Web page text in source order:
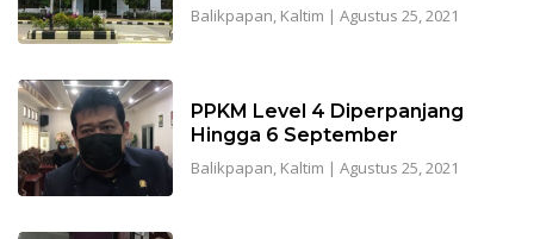
Balikpapan, Kaltim | Agustus 25, 2021
PPKM Level 4 Diperpanjang
Hingga 6 September
Balikpapan, Kaltim | Agustus 25, 2021